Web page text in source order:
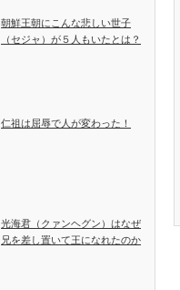
朝鮮王朝にこんな悲しい世子
（セジャ）が５人もいたとは？
仁祖は屈辱で人が変わった！
光海君（クァンヘグン）はなぜ
兄を差し置いて王になれたのか